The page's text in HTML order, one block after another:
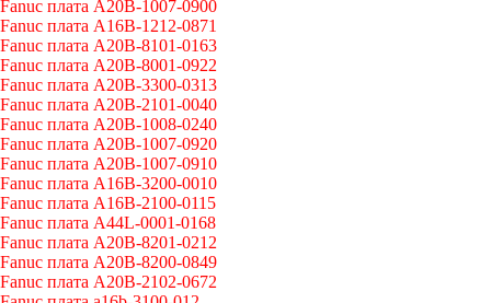
Fanuc плата A20B-1007-0900
Fanuc плата A16B-1212-0871
Fanuc плата A20B-8101-0163
Fanuc плата A20B-8001-0922
Fanuc плата A20B-3300-0313
Fanuc плата A20B-2101-0040
Fanuc плата A20B-1008-0240
Fanuc плата A20B-1007-0920
Fanuc плата A20B-1007-0910
Fanuc плата A16B-3200-0010
Fanuc плата A16B-2100-0115
Fanuc плата A44L-0001-0168
Fanuc плата A20B-8201-0212
Fanuc плата A20B-8200-0849
Fanuc плата A20B-2102-0672